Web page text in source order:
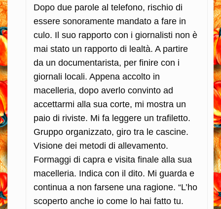
Dopo due parole al telefono, rischio di
essere sonoramente mandato a fare in
culo. Il suo rapporto con i giornalisti non è
mai stato un rapporto di lealtà. A partire
da un documentarista, per finire con i
giornali locali. Appena accolto in
macelleria, dopo averlo convinto ad
accettarmi alla sua corte, mi mostra un
paio di riviste. Mi fa leggere un trafiletto.
Gruppo organizzato, giro tra le cascine.
Visione dei metodi di allevamento.
Formaggi di capra e visita finale alla sua
macelleria. Indica con il dito. Mi guarda e
continua a non farsene una ragione. “L’ho
scoperto anche io come lo hai fatto tu.